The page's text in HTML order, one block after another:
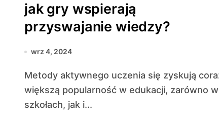
jak gry wspierają
przyswajanie wiedzy?
wrz 4, 2024
Metody aktywnego uczenia się zyskują coraz
większą popularność w edukacji, zarówno w
szkołach, jak i...